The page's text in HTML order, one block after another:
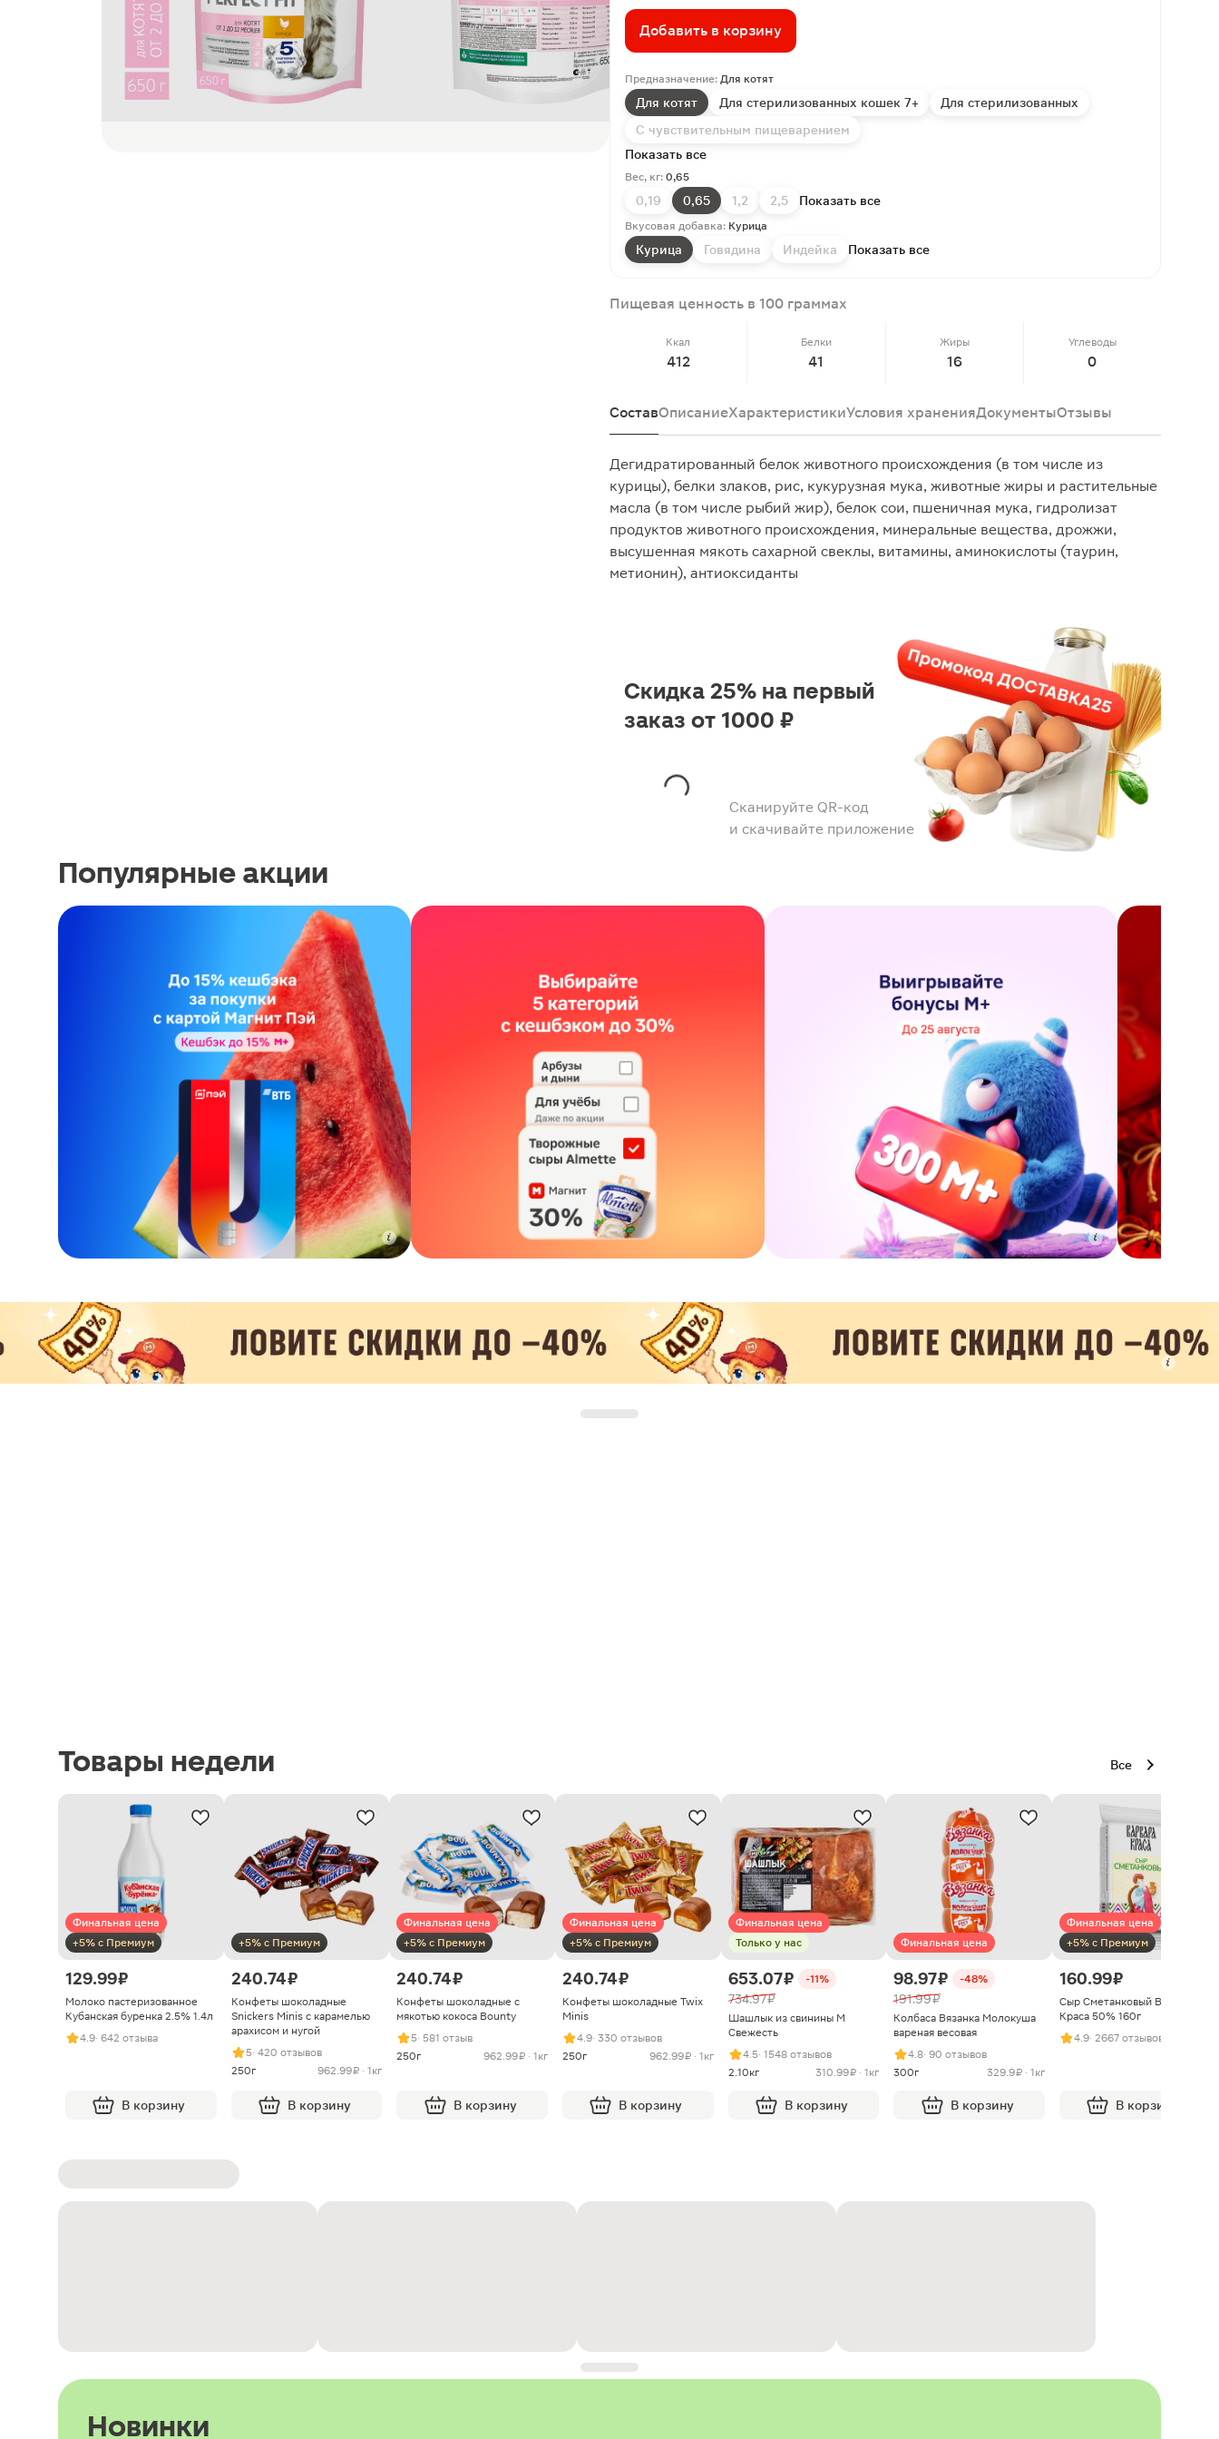
Добавить в корзину
Предназначение: Для котят
Для котят Для стерилизованных кошек 7+
Для стерилизованных
С чувствительным пищеварением
Показать все
Вес, кг: 0,65
0,19 0,65 1,2 2,5 Показать все
Вкусовая добавка: Курица
Курица Говядина Индейка Показать все
Пищевая ценность в 100 граммах
Ккал
412
Белки
41
Жиры
16
Углеводы
0
СоставОписаниеХарактеристикиУсловия храненияДокументыОтзывы
Дегидратированный белок животного происхождения (в том числе из
курицы), белки злаков, рис, кукурузная мука, животные жиры и растительные
масла (в том числе рыбий жир), белок сои, пшеничная мука, гидролизат
продуктов животного происхождения, минеральные вещества, дрожжи,
высушенная мякоть сахарной свеклы, витамины, аминокислоты (таурин,
метионин), антиоксиданты
Сканируйте QR-код
и скачивайте приложение
Скидка 25% на первый
заказ от 1000 ₽
Популярные акции
Товары недели Все
Финальная цена
+5% с Премиум
129.99 ₽
Молоко пастеризованное
Кубанская буренка 2.5% 1.4л
4.9· 642 отзыва
В корзину
+5% с Премиум
240.74 ₽
Конфеты шоколадные
Snickers Minis с карамелью
арахисом и нугой
5· 420 отзывов
250г
962.99 ₽ · 1кг
В корзину
Финальная цена
+5% с Премиум
240.74 ₽
Конфеты шоколадные с
мякотью кокоса Bounty
5· 581 отзыв
250г
962.99 ₽ · 1кг
В корзину
Финальная цена
+5% с Премиум
240.74 ₽
Конфеты шоколадные Twix
Minis
4.9· 330 отзывов
250г
962.99 ₽ · 1кг
В корзину
Финальная цена
Только у нас
653.07 ₽ -11%
734.97 ₽
Шашлык из свинины М
Свежесть
4.5· 1548 отзывов
2.10кг
310.99 ₽ · 1кг
В корзину
Финальная цена
98.97 ₽ -48%
191.99 ₽
Колбаса Вязанка Молокуша
вареная весовая
4.8· 90 отзывов
300г
329.9 ₽ · 1кг
В корзину
Финальная цена
+5% с Премиум
160.99 ₽
Сыр Сметанковый Варвара
Краса 50% 160г
4.9· 2667 отзывов
В корзину
Новинки